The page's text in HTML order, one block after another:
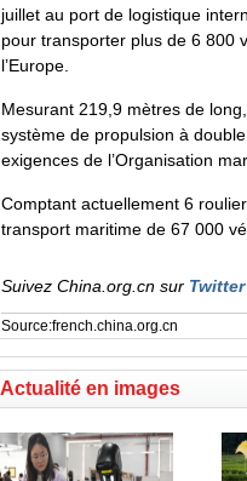
juillet au port de logistique
pour transporter plus de 6 800
l’Europe.
Mesurant 219,9 mètres de
système de propulsion à
exigences de l’Organisation
Comptant actuellement 6
transport maritime de 67 000
Suivez China.org.cn sur Twitter
Source:french.china.org.cn